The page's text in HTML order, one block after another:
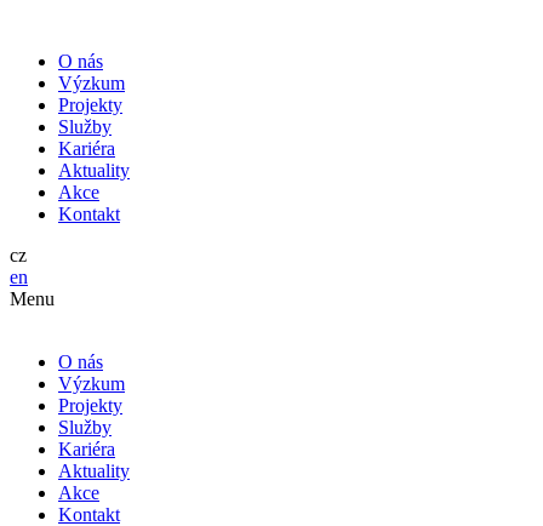
O nás
Výzkum
Projekty
Služby
Kariéra
Aktuality
Akce
Kontakt
cz
en
Menu
O nás
Výzkum
Projekty
Služby
Kariéra
Aktuality
Akce
Kontakt